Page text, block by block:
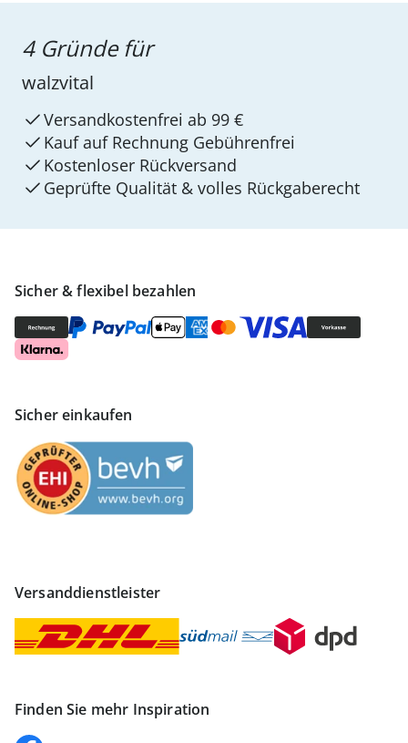
Sicher & flexibel bezahlen
Sicher einkaufen
Versanddienstleister
Finden Sie mehr Inspiration
4 Gründe für
walzvital
Versandkostenfrei ab 99 €
Kauf auf Rechnung Gebührenfrei
Kostenloser Rückversand
Geprüfte Qualität & volles Rückgaberecht